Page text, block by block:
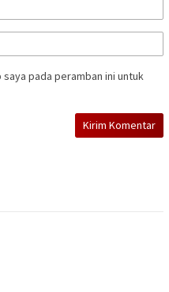
pada peramban ini untuk